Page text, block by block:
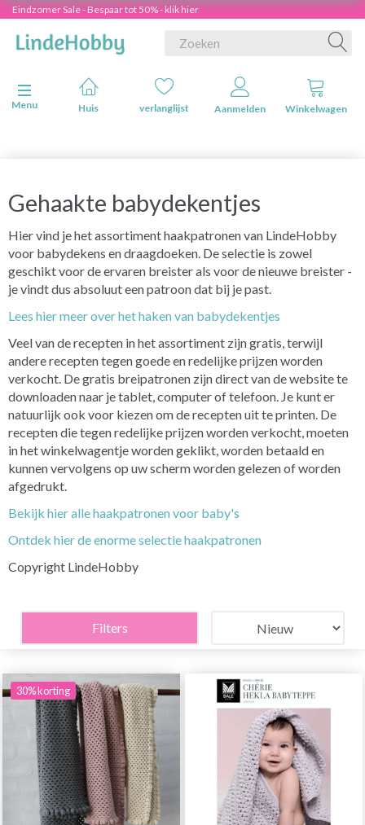
Eindzomer Sale - Bespaar tot 50% - klik hier
Navigatie in-/uitschakelen
Menu
Huis verlanglijst Aanmelden Winkelwagen
Gehaakte babydekentjes
Hier vind je het assortiment haakpatronen van LindeHobby
voor babydekens en draagdoeken. De selectie is zowel
geschikt voor de ervaren breister als voor de nieuwe breister -
je vindt dus absoluut een patroon dat bij je past.
Lees hier meer over het haken van babydekentjes
Veel van de recepten in het assortiment zijn gratis, terwijl
andere recepten tegen goede en redelijke prijzen worden
verkocht. De gratis breipatronen zijn direct van de website te
downloaden naar je tablet, computer of telefoon. Je kunt er
natuurlijk ook voor kiezen om de recepten uit te printen. De
recepten die tegen redelijke prijzen worden verkocht, moeten
in het winkelwagentje worden geklikt, worden betaald en
kunnen vervolgens op uw scherm worden gelezen of worden
afgedrukt.
Bekijk hier alle haakpatronen voor baby's
Ontdek hier de enorme selectie haakpatronen
Copyright LindeHobby
Filters
30% korting